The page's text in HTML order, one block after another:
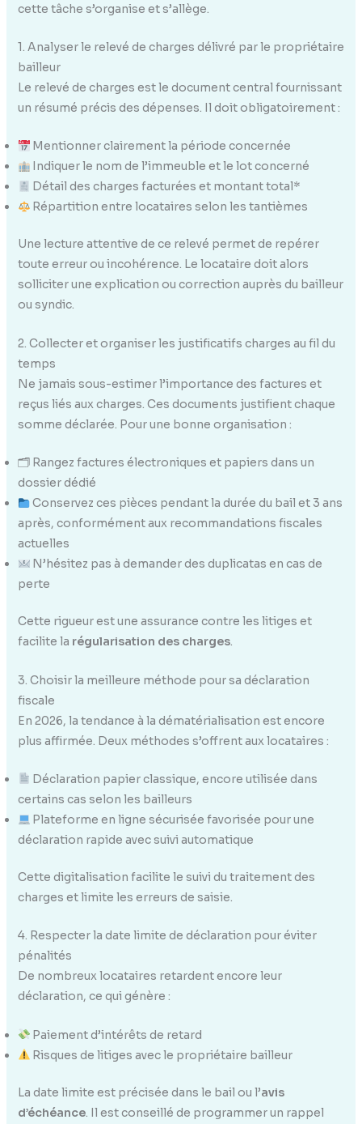
cette tâche s’organise et s’allège.
1. Analyser le relevé de charges délivré par le propriétaire
bailleur
Le relevé de charges est le document central fournissant
un résumé précis des dépenses. Il doit obligatoirement :
Mentionner clairement la période concernée
Indiquer le nom de l’immeuble et le lot concerné
Détail des charges facturées et montant total*
Répartition entre locataires selon les tantièmes
Une lecture attentive de ce relevé permet de repérer
toute erreur ou incohérence. Le locataire doit alors
solliciter une explication ou correction auprès du bailleur
ou syndic.
2. Collecter et organiser les justificatifs charges au fil du
temps
Ne jamais sous-estimer l’importance des factures et
reçus liés aux charges. Ces documents justifient chaque
somme déclarée. Pour une bonne organisation :
🗂 Rangez factures électroniques et papiers dans un
dossier dédié
Conservez ces pièces pendant la durée du bail et 3 ans
après, conformément aux recommandations fiscales
actuelles
N’hésitez pas à demander des duplicatas en cas de
perte
Cette rigueur est une assurance contre les litiges et
facilite la régularisation des charges.
3. Choisir la meilleure méthode pour sa déclaration
fiscale
En 2026, la tendance à la dématérialisation est encore
plus affirmée. Deux méthodes s’offrent aux locataires :
Déclaration papier classique, encore utilisée dans
certains cas selon les bailleurs
Plateforme en ligne sécurisée favorisée pour une
déclaration rapide avec suivi automatique
Cette digitalisation facilite le suivi du traitement des
charges et limite les erreurs de saisie.
4. Respecter la date limite de déclaration pour éviter
pénalités
De nombreux locataires retardent encore leur
déclaration, ce qui génère :
Paiement d’intérêts de retard
Risques de litiges avec le propriétaire bailleur
La date limite est précisée dans le bail ou l’avis
d’échéance. Il est conseillé de programmer un rappel